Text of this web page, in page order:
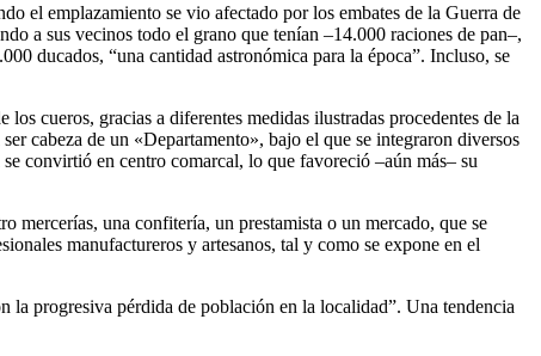
el emplazamiento se vio afectado por los embates de la Guerra de
a sus vecinos todo el grano que tenían –14.000 raciones de pan–,
ducados, “una cantidad astronómica para la época”. Incluso, se
cueros, gracias a diferentes medidas ilustradas procedentes de la
cabeza de un «Departamento», bajo el que se integraron diversos
convirtió en centro comarcal, lo que favoreció –aún más– su
mercerías, una confitería, un prestamista o un mercado, que se
manufactureros y artesanos, tal y como se expone en el
progresiva pérdida de población en la localidad”. Una tendencia